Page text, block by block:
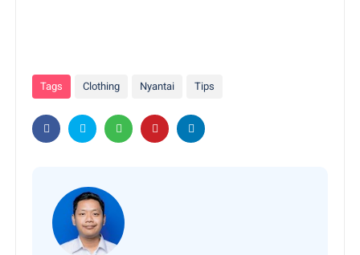
Tags Clothing Nyantai Tips